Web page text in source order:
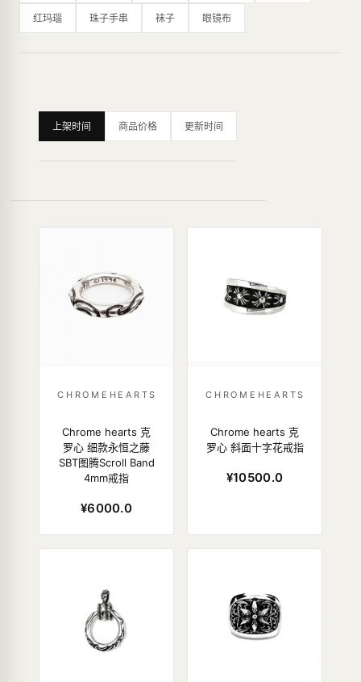
众多艺术家和名人的喜爱，如Virgil Abloh、Bella Hadid、滚
石、百家乐等。
内部装饰摆满了克罗心标志性的十字花图案、乌木十字架图
红玛瑙 珠子手串 袜子 眼镜布
上架时间 商品价格 更新时间
CHROMEHEARTS
Chrome hearts 克
罗心 细款永恒之藤
SBT图腾Scroll Band
4mm戒指
¥6000.0
CHROMEHEARTS
Chrome hearts 克
罗心 斜面十字花戒指
¥10500.0